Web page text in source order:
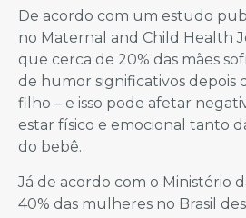
De acordo com um estudo
no Maternal and Child Health
que cerca de 20% das mães
de humor significativos depois
filho – e isso pode afetar
estar físico e emocional tanto
do bebê.
Já de acordo com o Ministério
40% das mulheres no Brasil